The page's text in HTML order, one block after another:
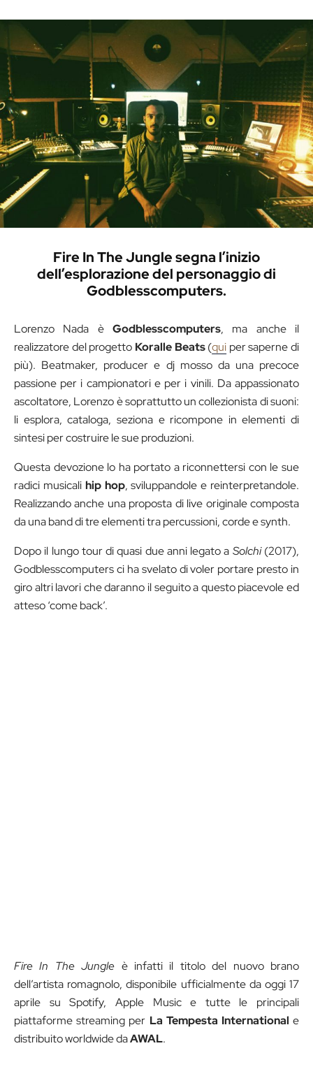
Fire In The Jungle segna l’inizio
dell’esplorazione del personaggio di
Godblesscomputers.
Lorenzo Nada è Godblesscomputers, ma anche il
realizzatore del progetto Koralle Beats(qui per saperne di
più). Beatmaker, producer e dj mosso da una precoce
passione per i campionatori e per i vinili. Da appassionato
ascoltatore, Lorenzo è soprattutto un collezionista di suoni:
li esplora, cataloga, seziona e ricompone in elementi di
sintesi per costruire le sue produzioni.
Questa devozione lo ha portato a riconnettersi con le sue
radici musicali hip hop, sviluppandole e reinterpretandole.
Realizzando anche una proposta di live originale composta
da una band di tre elementi tra percussioni, corde e synth.
Dopo il lungo tour di quasi due anni legato a Solchi(2017),
Godblesscomputers ci ha svelato di voler portare presto in
giro altri lavori che daranno il seguito a questo piacevole ed
atteso ‘come back’.
Fire In The Jungle è infatti il titolo del nuovo brano
dell’artista romagnolo, disponibile ufficialmente da oggi 17
aprile su Spotify, Apple Music e tutte le principali
piattaforme streaming per La Tempesta International e
distribuito worldwide daAWAL.